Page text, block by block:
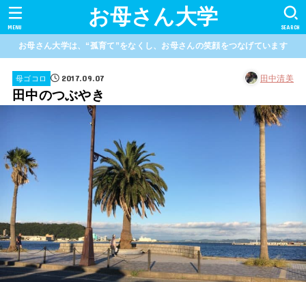
お母さん大学 SEARCH
MENU
お母さん大学は、“孤育て”をなくし、お母さんの笑顔をつなげています
母ゴコロ 2017.09.07 田中清美
田中のつぶやき